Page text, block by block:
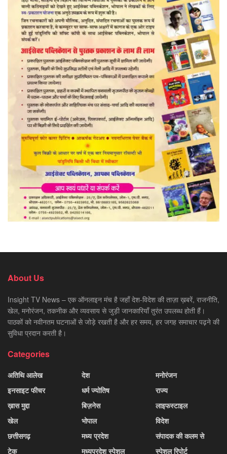
About Us
Insight TV News – एक ऑनलाइन मंच है जहाँ देश-विदेश की ताज़ा ख़बरें, राजनीति,
खेल, मनोरंजन, तकनीक और व्यवसाय से जुड़ी जानकारियाँ तुरंत उपलब्ध होती हैं।
पाठकों को नवीनतम घटनाओं से जोड़े रखती है और हर समय, हर जगह समाचार पढ़ने की
सुविधा प्रदान करती है।
Categories
अतिथि आलेख
इनसाइट फीचर
ख़ास मुद्दा
खेल
छत्तीसगढ़
टेक
देश
धर्म ज्योतिष
बिज़नेस
भोपाल
मध्य प्रदेश
मध्यप्रदेश स्पेशल
मनोरंजन
राज्य
लाइफस्टाइल
विदेश
संपादक की कलम से
स्पेशल रिपोर्ट